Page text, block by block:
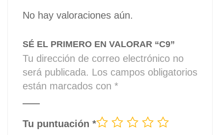
No hay valoraciones aún.
SÉ EL PRIMERO EN VALORAR “C9”
Tu dirección de correo electrónico no
será publicada. Los campos obligatorios
están marcados con *
Tu puntuación *